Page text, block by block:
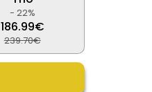
- 22%
186.99€
239.70€